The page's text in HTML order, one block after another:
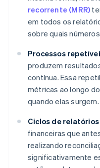
recorrente (MRR)
em todos os
sobre quais
Processos
produzem
contínua. Essa
métricas ao longo
quando elas surgem.
Ciclos de
financeiras que
realizando
significativamente